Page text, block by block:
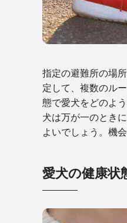
指定の避難所の場
定して、複数のル
態で愛犬をどのよ
犬は万が一のとき
よいでしょう。機
愛犬の健康状